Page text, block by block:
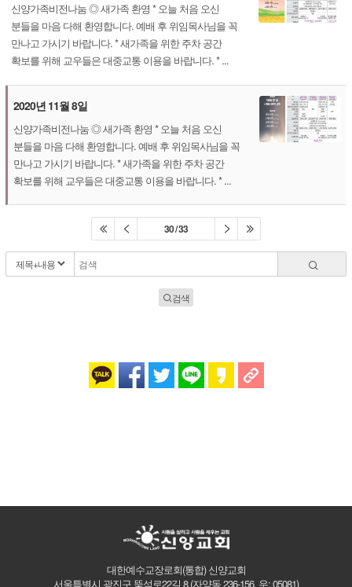
신양가족비전나눔 ◎ 새가족 환영 * 오늘 처음 오신
분들을 마음 다해 환영합니다. 예배 후 위임목사님을 꼭
만나고 가시기 바랍니다. * 새가족을 위한 주차 공간
확보를 위해 교우들은 대중교통 이용을 바랍니다. * ...
2020년 11월 8일
신양가족비전나눔 ◎ 새가족 환영 * 오늘 처음 오신
분들을 마음 다해 환영합니다. 예배 후 위임목사님을 꼭
만나고 가시기 바랍니다. * 새가족을 위한 주차 공간
확보를 위해 교우들은 대중교통 이용을 바랍니다. * ...
30 / 33
검색
대한예수교장로회(통합) 신양교회
서울특별시 광진구 뚝섬로22길 8 (자양동 236-156, 우: 05081)